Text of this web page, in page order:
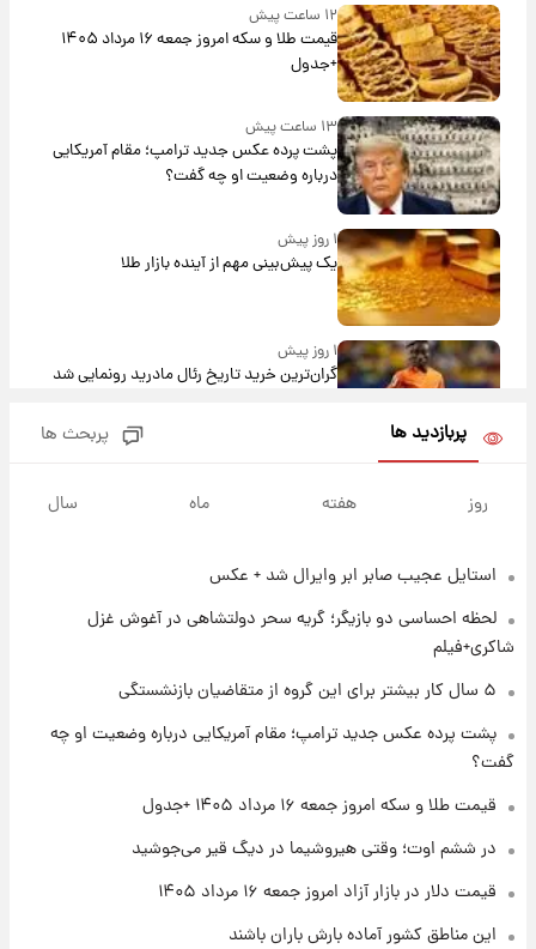
۱۲ ساعت پیش
قیمت طلا و سکه امروز جمعه ۱۶ مرداد ۱۴۰۵
+جدول
۱۳ ساعت پیش
پشت پرده عکس جدید ترامپ؛ مقام آمریکایی
درباره وضعیت او چه گفت؟
۱ روز پیش
یک پیش‌بینی مهم از آینده بازار طلا
۱ روز پیش
گران‌ترین خرید تاریخ رئال مادرید رونمایی شد
روزها پربارش‌تر خواهند بود؟
۱ روز پیش
شد؛ تیکدری، محبی و سرگیف با اعداد ویژه
۱ روز پیش
شد+فیلم
۱ روز پیش
امروز پنجشنبه ۱۵ مرداد ۱۴۰۵ +جدول
قیمت طلا و سکه امروز پنجشنبه ۱۵ مرداد ۱۴۰۵
پربازدید ها پربحث ها
روز هفته ماه سال
استایل عجیب صابر ابر وایرال شد + عکس
لحظه احساسی دو بازیگر؛ گریه سحر دولتشاهی در آغوش غزل
شاکری+فیلم
۵ سال کار بیشتر برای این گروه از متقاضیان بازنشستگی
پشت پرده عکس جدید ترامپ؛ مقام آمریکایی درباره وضعیت او چه
گفت؟
قیمت طلا و سکه امروز جمعه ۱۶ مرداد ۱۴۰۵ +جدول
در ششم اوت؛ وقتی هیروشیما در دیگ قیر می‌جوشید
قیمت دلار در بازار آزاد امروز جمعه ۱۶ مرداد ۱۴۰۵
این مناطق کشور آماده بارش باران باشند